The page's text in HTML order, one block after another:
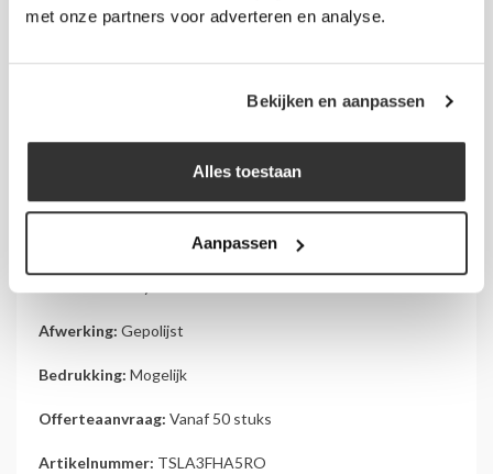
met onze partners voor adverteren en analyse.
Bekijken en aanpassen
Alles toestaan
Aanpassen
Afmeting:297 x 420 mm (BxH)
Afwerking: Gepolijst
Bedrukking: Mogelijk
Offerteaanvraag: Vanaf 50 stuks
Artikelnummer: TSLA3FHA5RO